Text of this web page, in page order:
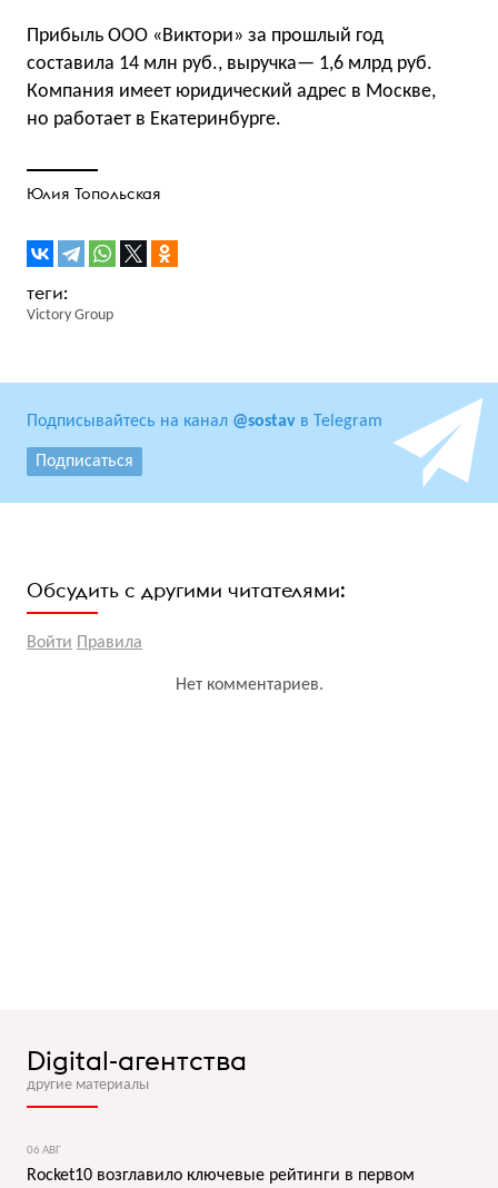
Прибыль OOO «Виктори» за прошлый год
составила 14 млн руб., выручка— 1,6 млрд руб.
Компания имеет юридический адрес в Москве,
но работает в Екатеринбурге.
Юлия Топольская
Victory Group
Подписывайтесь на канал @sostav в Telegram
Подписаться
Обсудить с другими читателями:
Войти Правила
Нет комментариев.
Digital-агентства
другие материалы
06 АВГ
Rocket10 возглавило ключевые рейтинги в первом